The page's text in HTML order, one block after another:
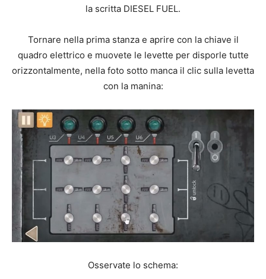
la scritta DIESEL FUEL.
Tornare nella prima stanza e aprire con la chiave il
quadro elettrico e muovete le levette per disporle tutte
orizzontalmente, nella foto sotto manca il clic sulla levetta
con la manina:
Osservate lo schema: